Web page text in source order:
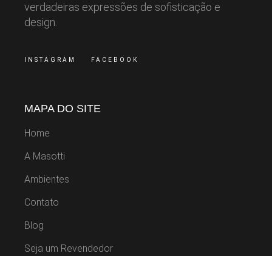
verdadeiras expressões de sofisticação e
design.
INSTAGRAM FACEBOOK
MAPA DO SITE
Home
A Masotti
Ambientes
Contato
Blog
Seja um Revendedor